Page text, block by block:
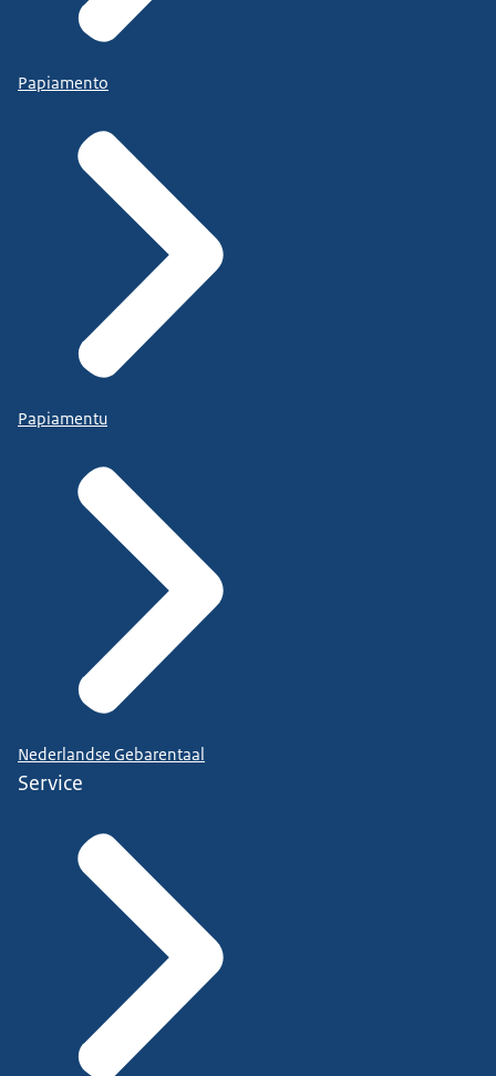
Papiamento
Papiamentu
Nederlandse Gebarentaal
Service